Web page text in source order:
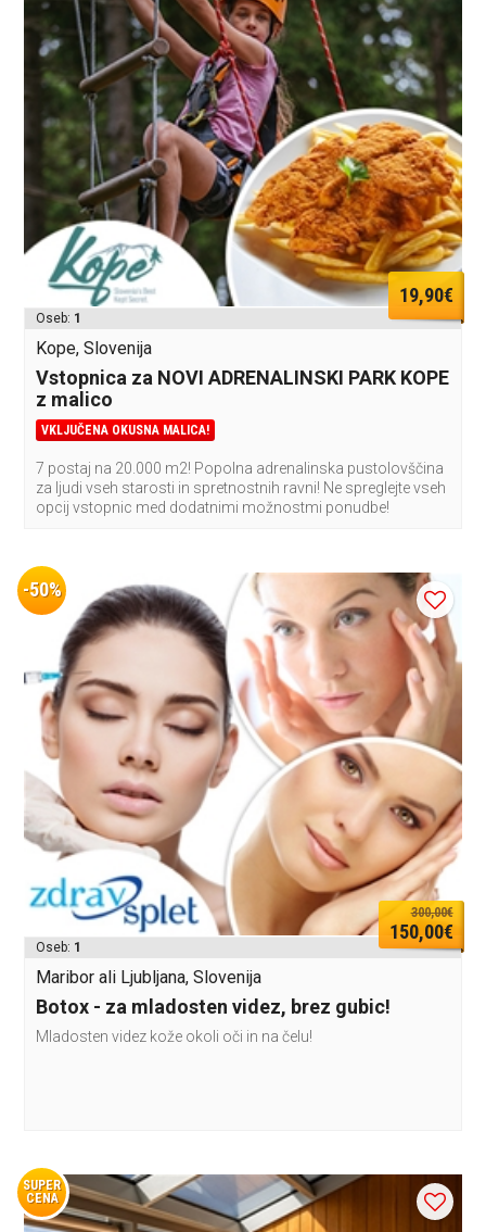
19,90€
Oseb: 1
Kope, Slovenija
Vstopnica za NOVI ADRENALINSKI PARK KOPE
z malico
VKLJUČENA OKUSNA MALICA!
7 postaj na 20.000 m2! Popolna adrenalinska pustolovščina
za ljudi vseh starosti in spretnostnih ravni! Ne spreglejte vseh
opcij vstopnic med dodatnimi možnostmi ponudbe!
-50%
300,00€
150,00€
Oseb: 1
Maribor ali Ljubljana, Slovenija
Botox - za mladosten videz, brez gubic!
Mladosten videz kože okoli oči in na čelu!
SUPER
CENA